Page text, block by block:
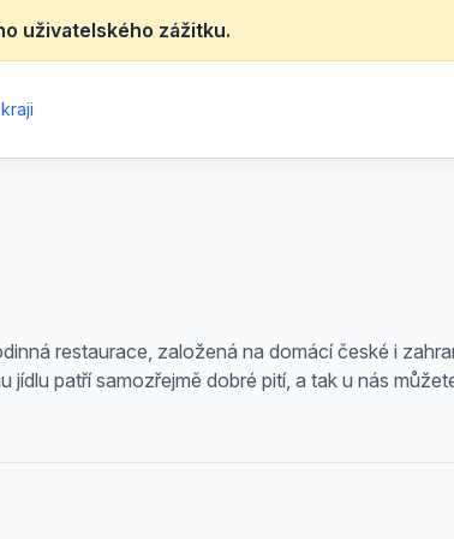
uživatelského zážitku.
restaurace, založená na domácí české i
patří samozřejmě dobré pití, a tak u nás